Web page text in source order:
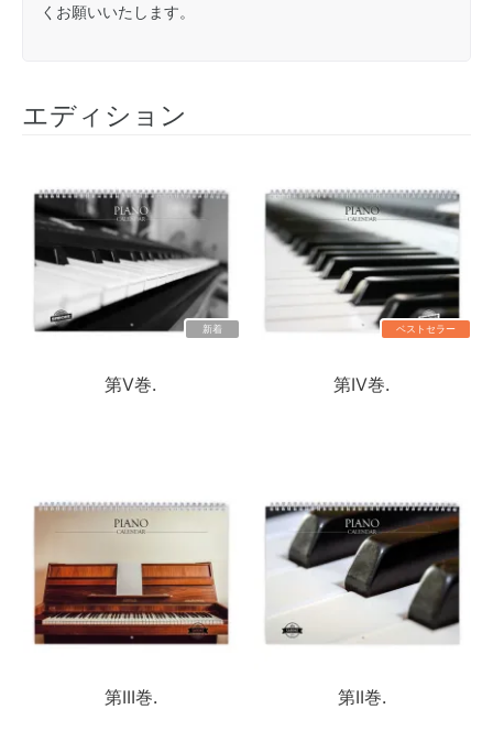
くお願いいたします。
エディション
新着
第V巻.
ベストセラー
第IV巻.
第III巻. 第II巻.